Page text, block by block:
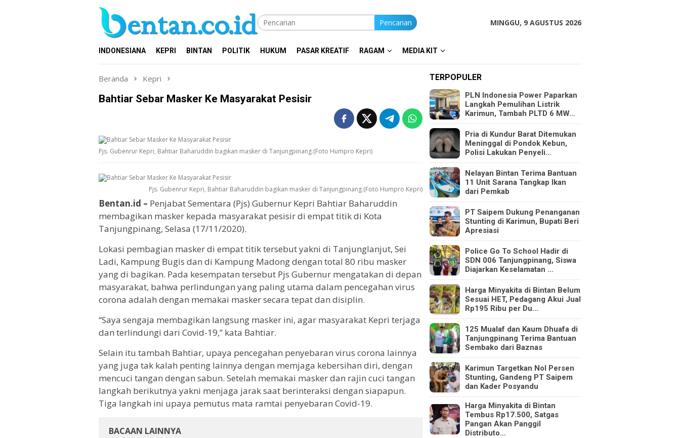
Pencarian MINGGU, 9 AGUSTUS 2026
INDONESIANA KEPRI BINTAN POLITIK HUKUM PASAR KREATIF RAGAM MEDIA KIT
Beranda Kepri
Bahtiar Sebar Masker Ke Masyarakat Pesisir
Pjs. Gubenrur Kepri, Bahtiar Baharuddin bagikan masker di Tanjungpinang.(Foto Humpro Kepri)
Pjs. Gubenrur Kepri, Bahtiar Baharuddin bagikan masker di Tanjungpinang.(Foto Humpro Kepri)
Bentan.id – Penjabat Sementara (Pjs) Gubernur Kepri Bahtiar Baharuddin
membagikan masker kepada masyarakat pesisir di empat titik di Kota
Tanjungpinang, Selasa (17/11/2020).
Lokasi pembagian masker di empat titik tersebut yakni di Tanjunglanjut, Sei
Ladi, Kampung Bugis dan di Kampung Madong dengan total 80 ribu masker
yang di bagikan. Pada kesempatan tersebut Pjs Gubernur mengatakan di depan
masyarakat, bahwa perlindungan yang paling utama dalam pencegahan virus
corona adalah dengan memakai masker secara tepat dan disiplin.
“Saya sengaja membagikan langsung masker ini, agar masyarakat Kepri terjaga
dan terlindungi dari Covid-19,” kata Bahtiar.
Selain itu tambah Bahtiar, upaya pencegahan penyebaran virus corona lainnya
yang juga tak kalah penting lainnya dengan memjaga kebersihan diri, dengan
mencuci tangan dengan sabun. Setelah memakai masker dan rajin cuci tangan
langkah berikutnya yakni menjaga jarak saat berinteraksi dengan siapapun.
Tiga langkah ini upaya pemutus mata ramtai penyebaran Covid-19.
BACAAN LAINNYA
TERPOPULER
PLN Indonesia Power Paparkan
Langkah Pemulihan Listrik
Karimun, Tambah PLTD 6 MW…
Pria di Kundur Barat Ditemukan
Meninggal di Pondok Kebun,
Polisi Lakukan Penyeli…
Nelayan Bintan Terima Bantuan
11 Unit Sarana Tangkap Ikan
dari Pemkab
PT Saipem Dukung Penanganan
Stunting di Karimun, Bupati Beri
Apresiasi
Police Go To School Hadir di
SDN 006 Tanjungpinang, Siswa
Diajarkan Keselamatan …
Harga Minyakita di Bintan Belum
Sesuai HET, Pedagang Akui Jual
Rp195 Ribu per Du…
125 Mualaf dan Kaum Dhuafa di
Tanjungpinang Terima Bantuan
Sembako dari Baznas
Karimun Targetkan Nol Persen
Stunting, Gandeng PT Saipem
dan Kader Posyandu
Harga Minyakita di Bintan
Tembus Rp17.500, Satgas
Pangan Akan Panggil
Distributo…